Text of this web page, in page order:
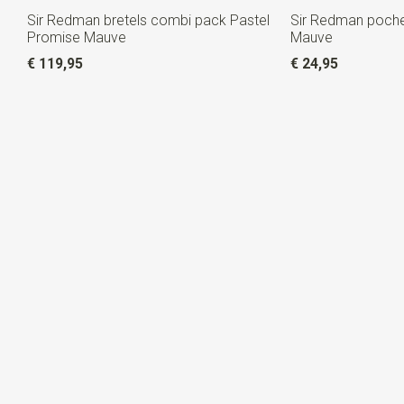
Sir Redman bretels combi pack Pastel
Promise Mauve
€ 119,95
Sir Redman
Mauve
€ 24,95